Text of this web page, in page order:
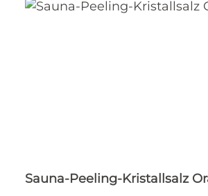
Sauna-Peeling-Kristallsalz